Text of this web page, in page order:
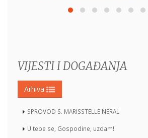
VIJESTI I DOGAĐANJA
Arhiva
SPROVOD S. MARISSTELLE NERAL
U tebe se, Gospodine, uzdam!